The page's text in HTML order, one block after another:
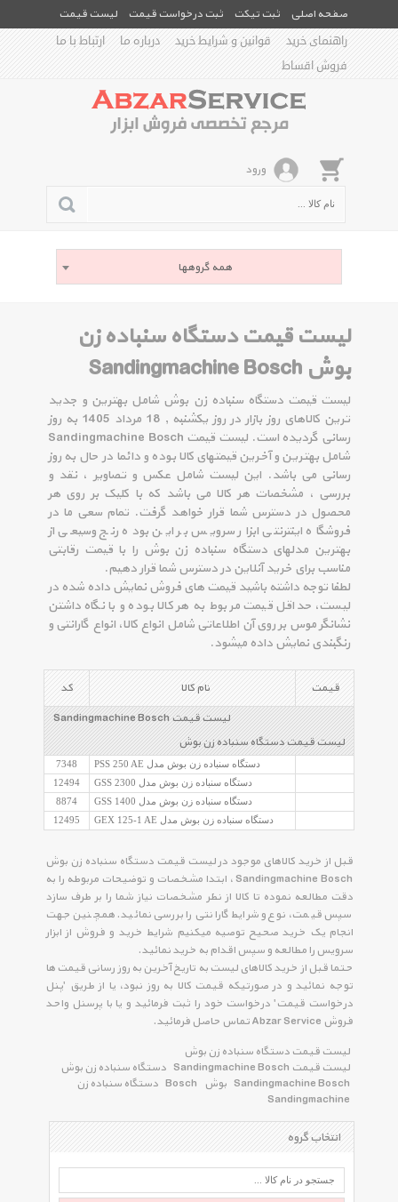
صفحه اصلی ثبت تیکت ثبت درخواست قیمت
لیست قیمت
راهنمای خرید
قوانین و شرایط خرید درباره ما
ارتباط با ما
فروش اقساط
ورود
همه گروهها
لیست قیمت دستگاه سنباده زن
بوش Sandingmachine Bosch
لیست قیمت دستگاه سنباده زن بوش شامل بهترین و جدید
ترین کالاهای روز بازار در روز یکشنبه , 18 مرداد 1405 به روز
رسانی گردیده است. لیست قیمت Sandingmachine Bosch
شامل بهترین و آخرین قیمتهای کالا بوده و دائما در حال به روز
رسانی می باشد. این لیست شامل عکس و تصاویر ، نقد و
بررسی ، مشخصات هر کالا می باشد که با کلیک بر روی هر
محصول در دسترس شما قرار خواهد گرفت. تمام سعی ما در
فروشگاه اینترنتی ابزار سرویس بر این بوده رنج وسیعی از
بهترین مدلهای دستگاه سنباده زن بوش را با قیمت رقابتی
مناسب برای خرید آنلاین در دسترس شما قرار دهیم.
لطفا توجه داشته باشید قیمت های فروش نمایش داده شده در
لیست، حداقل قیمت مربوط به هر کالا بوده و با نگاه داشتن
نشانگر موس بر روی آن اطلاعاتی شامل انواع کالا، انواع گارانتی و
رنگبندی نمایش داده میشود.
کد نام کالا
قیمت
لیست قیمت Sandingmachine Bosch
لیست قیمت دستگاه سنباده زن بوش
7348
دستگاه سنباده زن بوش مدل PSS 250 AE
12494
دستگاه سنباده زن بوش مدل GSS 2300
8874
دستگاه سنباده زن بوش مدل GSS 1400
12495
دستگاه سنباده زن بوش مدل GEX 125-1 AE
قبل از خرید کالاهای موجود در لیست قیمت دستگاه سنباده زن بوش
Sandingmachine Bosch ، ابتدا مشخصات و توضیحات مربوطه را به
دقت مطالعه نموده تا کالا از نظر مشخصات نیاز شما را بر طرف سازد
سپس قیمت، نوع و شرایط گارانتی را بررسی نمائید. همچنین جهت
انجام یک خرید صحیح توصیه میکنیم شرایط خرید و فروش از ابزار
سرویس را مطالعه و سپس اقدام به خرید نمائید.
حتما قبل از خرید کالاهای لیست به تاریخ آخرین به روز رسانی قیمت ها
توجه نمائید و در صورتیکه قیمت کالا به روز نبود، یا از طریق 'پنل
درخواست قیمت' درخواست خود را ثبت فرمائید و یا با پرسنل واحد
فروش Abzar Service تماس حاصل فرمائید.
لیست قیمت دستگاه سنباده زن بوش
لیست قیمت Sandingmachine Bosch
دستگاه سنباده زن بوش
Sandingmachine Bosch بوش Bosch دستگاه سنباده زن
Sandingmachine
انتخاب گروه